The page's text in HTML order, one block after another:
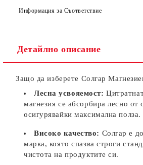
Информация за Съответствие
Детайлно описание
Защо да изберете Солгар
Лесна усвояемост:
магнезия се абсорбира лесно от
осигурявайки максимална полза.
Високо качество: Солгар е
марка, която спазва строги
чистота на продуктите си.